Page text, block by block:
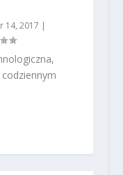
14, 2017 |